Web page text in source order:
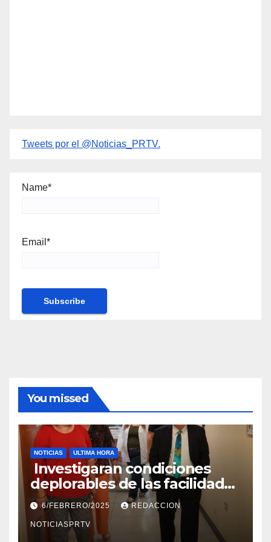
Tweets por el @Noticias_PRTV.
Name*
Email*
You missed
NOTICIAS ULTIMA HORA
Investigaran condiciones
deplorables de las facilidades
el Departamento de la Salud
en Mayagüez
6/FEBRERO/2025 REDACCION
NOTICIASPRTV